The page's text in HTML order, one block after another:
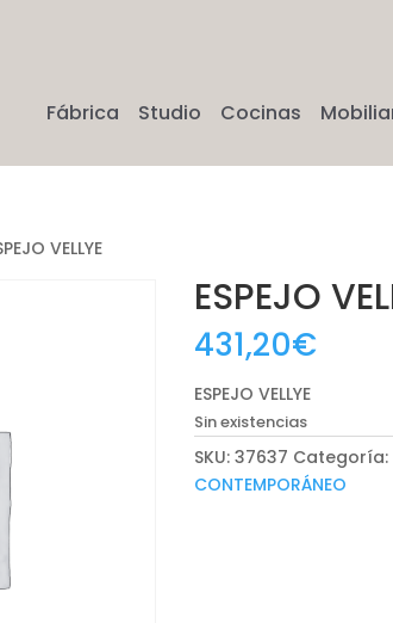
Fábrica Studio Cocinas
VELLYE
ESPEJO
431,20€
ESPEJO VELLYE
Sin existencias
SKU:37637 Categoría:
CONTEMPORÁNEO